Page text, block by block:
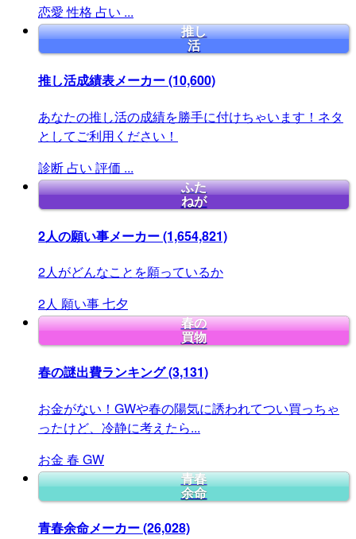
恋愛 性格 占い ...
推し
活
推し活成績表メーカー(10,600)
あなたの推し活の成績を勝手に付けちゃいます！ネタ
としてご利用ください！
診断 占い 評価 ...
ふた
ねが
2人の願い事メーカー(1,654,821)
2人がどんなことを願っているか
2人 願い事七夕
春の
買物
春の謎出費ランキング(3,131)
お金がない！GWや春の陽気に誘われてつい買っちゃ
ったけど、冷静に考えたら...
お金 春 GW
青春
余命
青春余命メーカー(26,028)